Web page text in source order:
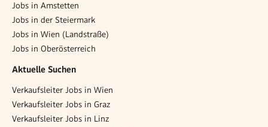
Jobs in Amstetten
Jobs in der Steiermark
Jobs in Wien (Landstraße)
Jobs in Oberösterreich
Aktuelle Suchen
Verkaufsleiter Jobs in Wien
Verkaufsleiter Jobs in Graz
Verkaufsleiter Jobs in Linz